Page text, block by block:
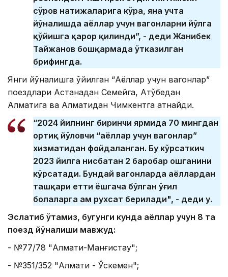
сўров натижаларига кўра, яна учта
йўналишда аёллар учун вагонларни йўлга
қўйишга қарор қилинди”, - деди Жанибек
Тайжанов бошқармада ўтказилган
брифингда.
Янги йўналишга қўйилган “Аёллар учун вагонлар”
поездлари Астанадан Семейга, Ақтўбедан
Алматига ва Алматидан Чимкентга қатнайди.
“2024 йилнинг биринчи ярмида 70 мингдан
ортиқ йўловчи “аёллар учун вагонлар”
хизматидан фойдаланган. Бу кўрсаткич
2023 йилга нисбатан 2 баробар ошганини
кўрсатади. Бундай вагонларда аёллардан
ташқари етти ёшгача бўлган ўғил
болаларга ҳам рухсат берилади", - деди у.
Эслатиб ўтамиз, бугунги кунда аёллар учун 8 та
поезд йўналиши мавжуд:
- №77/78 "Алмати-Манғистау";
- №351/352 "Алмати - Ўскемен";